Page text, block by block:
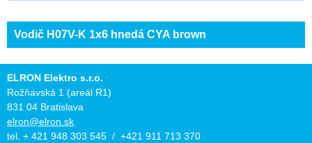
Vodič H07V-K 1x6 hnedá CYA brown
ELRON Elektro s.r.o.
Rožňavská 1 (areál R1)
831 04 Bratislava
elron@elron.sk
tel. + 421 948 303 545 / +421 911 713 370